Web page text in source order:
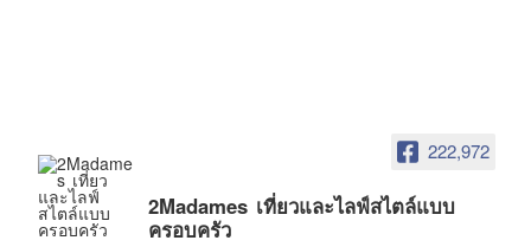
ฮ่องกง
ไต้หวัน
222,972
2Madames เที่ยวและไลฟ์สไตล์แบบ
ครอบครัว